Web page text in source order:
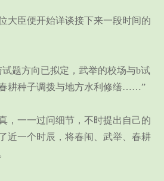
臣便开始详谈接下来一段时间的
题方向已拟定，武举的校场与b试
耕种子调拨与地方水利修缮……”
一一过问细节，不时提出自己的
近一个时辰，将春闱、武举、春耕